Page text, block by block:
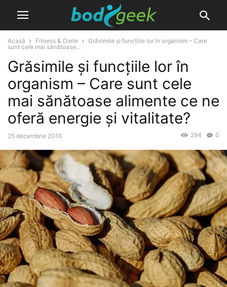
Acasă Fitness & Diete
Grăsimile și funcțiile lor în organism – Care
sunt cele mai sănătoase...
Grăsimile și funcțiile lor în
organism – Care sunt cele
mai sănătoase alimente ce ne
oferă energie și vitalitate?
25 decembrie 2016 0
294